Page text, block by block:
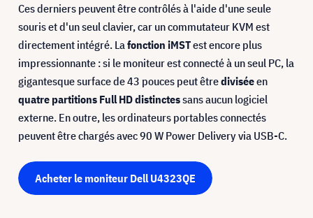
Ces derniers peuvent être contrôlés à l'aide d'une seule
souris et d'un seul clavier, car un commutateur KVM est
directement intégré. Lafonction iMSTest encore plus
impressionnante : si le moniteur est connecté à un seul PC, la
gigantesque surface de 43 pouces peut êtrediviséeen
quatre partitions Full HD distinctessans aucun logiciel
externe. En outre, les ordinateurs portables connectés
peuvent être chargés avec 90 W Power Delivery via USB-C.
Acheter le moniteur Dell U4323QE